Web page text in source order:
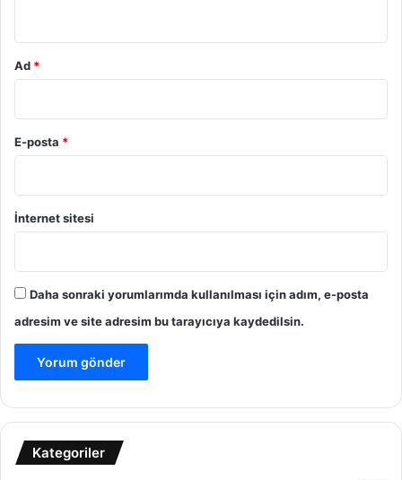
Ad *
E-posta *
İnternet sitesi
Daha sonraki yorumlarımda kullanılması için adım, e-posta
adresim ve site adresim bu tarayıcıya kaydedilsin.
Kategoriler